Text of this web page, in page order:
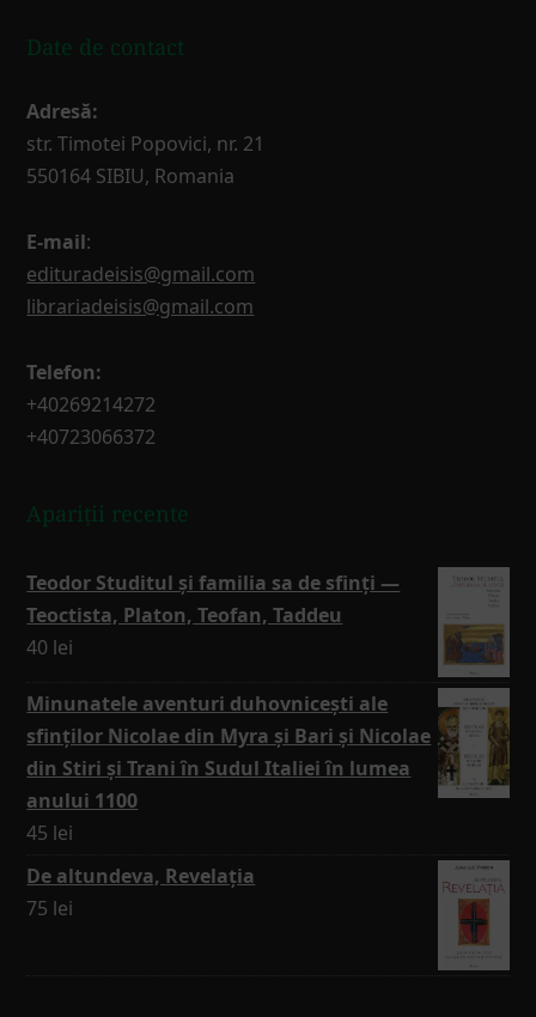
Date de contact
Adresă:
str. Timotei Popovici, nr. 21
550164 SIBIU, Romania
E-mail:
edituradeisis@gmail.com
librariadeisis@gmail.com
Telefon:
+40269214272
+40723066372
Apariții recente
Teodor Studitul și familia sa de sfinți —
Teoctista, Platon, Teofan, Taddeu
40 lei
Minunatele aventuri duhovnicești ale
sfinților Nicolae din Myra și Bari și Nicolae
din Stiri și Trani în Sudul Italiei în lumea
anului 1100
45 lei
De altundeva, Revelația
75 lei